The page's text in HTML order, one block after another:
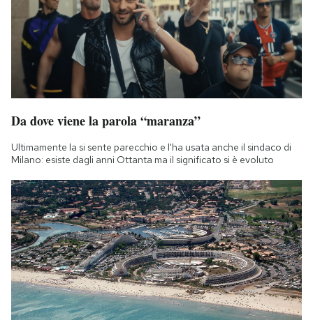
CALENDARIO
AREA PERSONALE
Area Personale
Notifiche mobile
Regala il Post
Hai bisogno di aiuto?
Esci
Da dove viene la parola “maranza”
Ultimamente la si sente parecchio e l'ha usata anche il sindaco di
Milano: esiste dagli anni Ottanta ma il significato si è evoluto